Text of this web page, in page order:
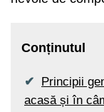
Conținutul
Principii
acasă și în